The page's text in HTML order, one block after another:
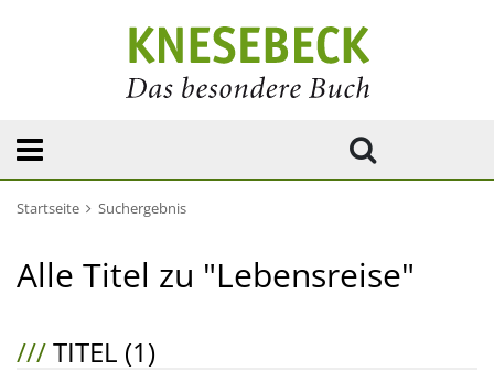
Startseite Suchergebnis
Alle Titel zu "Lebensreise"
///TITEL (1)